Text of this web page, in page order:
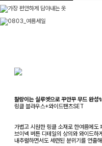
찰랑이는 실루엣으로 꾸안꾸 무드 완성
링클 블라우스+와이드팬츠SET
가볍고 시원한 링클 소재로 한여름에도
브이넥 버튼 디테일의 상의와 와이드하
내추럴하면서도 세련된 분위기를 연출